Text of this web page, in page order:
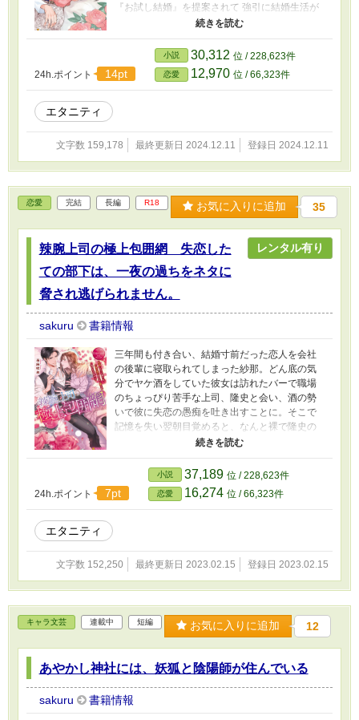
『お試し結婚』を提案されて 強引に結婚生活が
スタート！ すると 彼はあの手この手で沙弥子
きて、まさかの子作り宣言まで!? エリート外科
医に求愛されまくる幼馴染み溺甘ロマンス！
24h.ポイント
14pt
小説 30,312 位 / 228,623件
恋愛 12,970 位 / 66,323件
エタニティ
文字数 159,178 最終更新日 2024.12.11 登録日 2024.12.11
恋愛 完結 長編 R18 お気に入りに追加 35
辣腕上司の極上包囲網 失恋した
ての部下は、一夜の過ちをネタに
脅され逃げられません。
レンタル有り
sakuru 書籍情報
三年間も付き合い、結婚寸前だった恋人を会社
の後輩に寝取られてしまった紗那。どん底の気
分でヤケ酒をしていた彼女は訪れたバーで職場
のちょっぴり苦手な上司、隆史と会い、酒の勢
いで彼に失恋の愚痴を吐き出すことに。そこで
記憶を失い翌朝目覚めると、なんと裸で隆史の
腕の中!? 昨晩、何があったのかはっきりしない
史は条件として不眠症で悩む自分の家で暮ら
し、腕枕の重石役になるよう言い出す。しか
も、彼は厳しい上司の顔から一転、傷ついた紗
那をじっくりと囲い込むように溺愛し始め
24h.ポイント 7pt
小説 37,189 位 / 228,623件
恋愛 16,274 位 / 66,323件
エタニティ
文字数 152,250 最終更新日 2023.02.15 登録日 2023.02.15
キャラ文芸 連載中 短編 お気に入りに追加 12
あやかし神社には、妖狐と陰陽師が住んでいる
sakuru 書籍情報